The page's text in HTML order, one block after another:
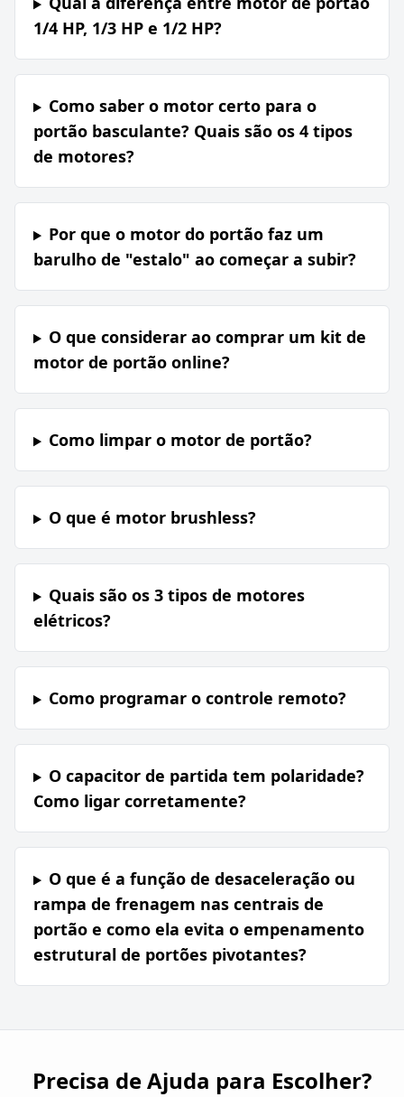
1/4 HP, 1/3 HP e 1/2 HP?
Como saber o motor certo para o
portão basculante? Quais são os 4 tipos
de motores?
Por que o motor do portão faz um
barulho de "estalo" ao começar a subir?
O que considerar ao comprar um kit de
motor de portão online?
Como limpar o motor de portão?
O que é motor brushless?
Quais são os 3 tipos de motores
elétricos?
Como programar o controle remoto?
O capacitor de partida tem polaridade?
Como ligar corretamente?
O que é a função de desaceleração ou
rampa de frenagem nas centrais de
portão e como ela evita o empenamento
estrutural de portões pivotantes?
Precisa de Ajuda para Escolher?